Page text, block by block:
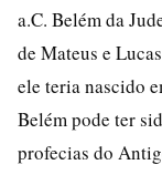
a.C. Belém da
de Mateus e
ele teria nascido
Belém pode ter
profecias do